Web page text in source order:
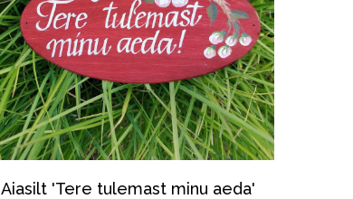
Aiasilt 'Tere tulemast minu aeda'